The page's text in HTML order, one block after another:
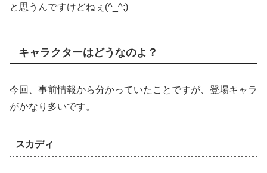
と思うんですけどねぇ(^_^;)
キャラクターはどうなのよ？
今回、事前情報から分かっていたことですが、登場キャラ
がかなり多いです。
スカディ